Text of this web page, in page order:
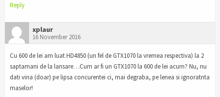
Reply
xplaur
16 November 2016
Cu 600 de lei am luat HD4850 (un fel de GTX1070 la vremea respectiva) la 2
saptamani de la lansare…Cum ar fi un GTX1070 la 600 de lei acum? Nu, nu
dati vina (doar) pe lipsa concurentei ci, mai degraba, pe lenea si ignoratnta
maselor!